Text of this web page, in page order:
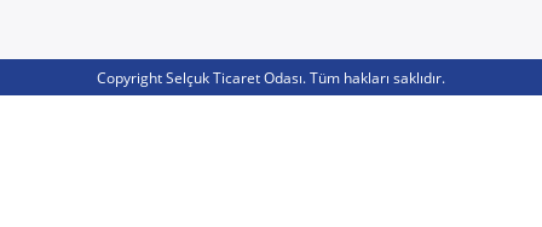
Copyright Selçuk Ticaret Odası. Tüm hakları saklıdır.